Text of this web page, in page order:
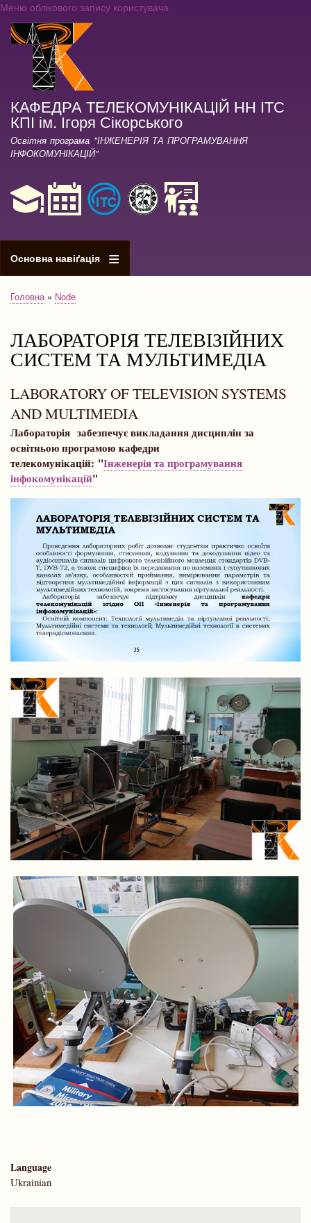
Перейти
Меню облікового запису користувача
КАФЕДРА ТЕЛЕКОМУНІКАЦІЙ НН ІТС
КПІ ім. Ігоря Сікорського
Освітня програма "ІНЖЕНЕРІЯ ТА ПРОГРАМУВАННЯ
ІНФОКОМУНІКАЦІЙ"
Основна навіґація
Рядок
Головна Node
ЛАБОРАТОРІЯ ТЕЛЕВІЗІЙНИХ
СИСТЕМ ТА МУЛЬТИМЕДІА
LABORATORY OF TELEVISION SYSTEMS
AND MULTIMEDIA
Лабораторія забезпечує викладання дисциплін за
освітньою програмою кафедри
телекомунікацій: "Інженерія та програмування
інфокомунікацій"
Language
Ukrainian